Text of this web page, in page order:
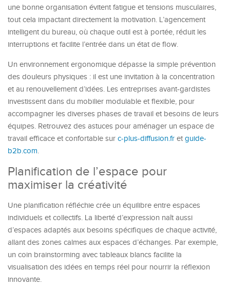
une bonne organisation évitent fatigue et tensions musculaires,
tout cela impactant directement la motivation. L’agencement
intelligent du bureau, où chaque outil est à portée, réduit les
interruptions et facilite l’entrée dans un état de flow.
Un environnement ergonomique dépasse la simple prévention
des douleurs physiques : il est une invitation à la concentration
et au renouvellement d’idées. Les entreprises avant-gardistes
investissent dans du mobilier modulable et flexible, pour
accompagner les diverses phases de travail et besoins de leurs
équipes. Retrouvez des astuces pour aménager un espace de
travail efficace et confortable sur c-plus-diffusion.fr et guide-
b2b.com.
Planification de l’espace pour
maximiser la créativité
Une planification réfléchie crée un équilibre entre espaces
individuels et collectifs. La liberté d’expression naît aussi
d’espaces adaptés aux besoins spécifiques de chaque activité,
allant des zones calmes aux espaces d’échanges. Par exemple,
un coin brainstorming avec tableaux blancs facilite la
visualisation des idées en temps réel pour nourrir la réflexion
innovante.